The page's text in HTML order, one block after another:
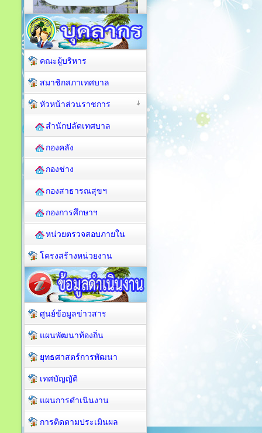
คณะผู้บริหาร
สมาชิกสภาเทศบาล
หัวหน้าส่วนราชการ
สำนักปลัดเทศบาล
กองคลัง
กองช่าง
กองสาธารณสุขฯ
กองการศึกษาฯ
หน่วยตรวจสอบภายใน
โครงสร้างหน่วยงาน
ศูนย์ข้อมูลข่าวสาร
แผนพัฒนาท้องถิ่น
ยุทธศาสตร์การพัฒนา
เทศบัญญัติ
แผนการดำเนินงาน
การติดตามประเมินผล